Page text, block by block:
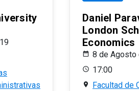
Daniel
London
Economics
8 de Agosto
17:00
Facultad de